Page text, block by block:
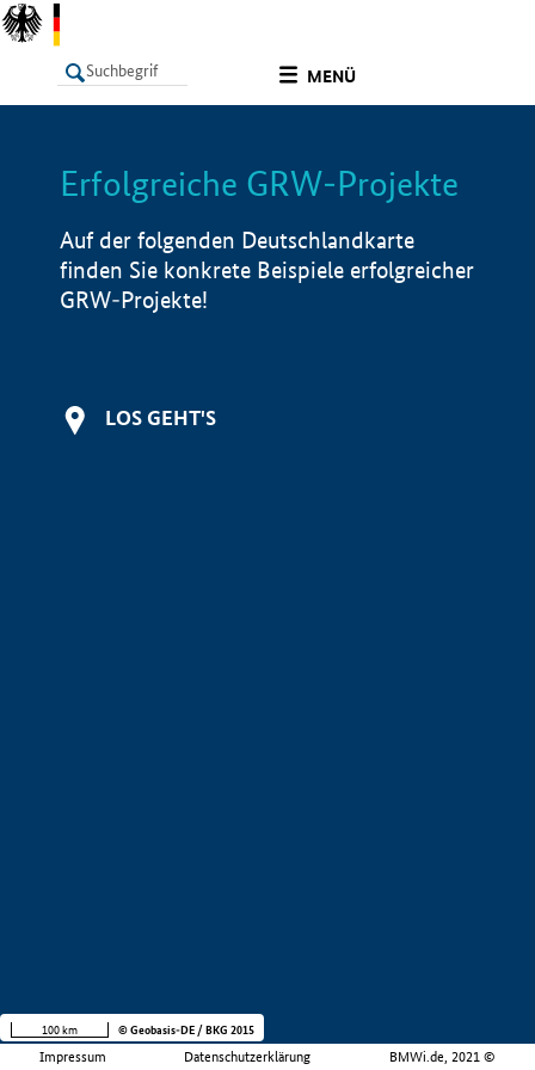
MENÜ
LISTE Info
Erfolgreiche GRW-Projekte
Auf der folgenden Deutschlandkarte
finden Sie konkrete Beispiele erfolgreicher
GRW-Projekte!
LOS GEHT'S
Impressum Datenschutzerklärung BMWi.de, 2021 ©
100 km © Geobasis-DE / BKG 2015